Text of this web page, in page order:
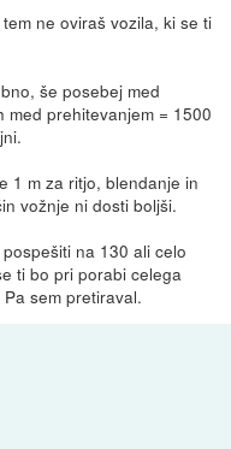
ne oviraš vozila, ki se ti
še posebej med
prehitevanjem = 1500
1 m za ritjo, blendanje in
vožnje ni dosti boljši.
na 130 ali celo
ti bo pri porabi celega
sem pretiraval.